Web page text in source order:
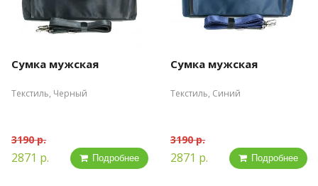
Сумка мужская
Текстиль, Черный
3190 р.
2871 р. Подробнее
Сумка мужская
Текстиль, Синий
3190 р.
2871 р. Подробнее